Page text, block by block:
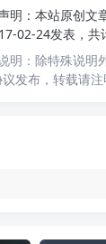
明： 本站原创文
02-24发表，共
明： 除特殊说明
发布，转载请注